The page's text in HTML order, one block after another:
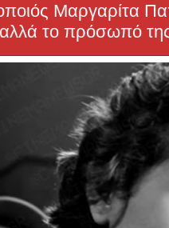
Μαργαρίτα
αλλά το πρόσωπό